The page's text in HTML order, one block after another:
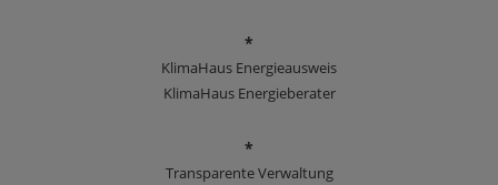
*
KlimaHaus Energieausweis
KlimaHaus Energieberater
*
Transparente Verwaltung